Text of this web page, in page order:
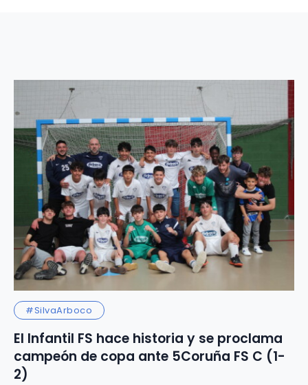
#SilvaArboco
El Infantil FS hace historia y se proclama
campeón de copa ante 5Coruña FS C (1-
2)